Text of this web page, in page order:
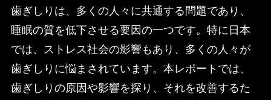
歯ぎしりは、多くの人々に共通する問題であり、
睡眠の質を低下させる要因の一つです。特に日本
では、ストレス社会の影響もあり、多くの人々が
歯ぎしりに悩まされています。本レポートでは、
歯ぎしりの原因や影響を探り、それを改善するた